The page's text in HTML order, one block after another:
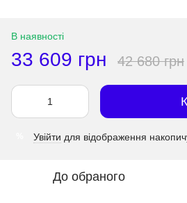
В наявності
33 609 грн 42 680 грн
Увійти для відображення
До обраного